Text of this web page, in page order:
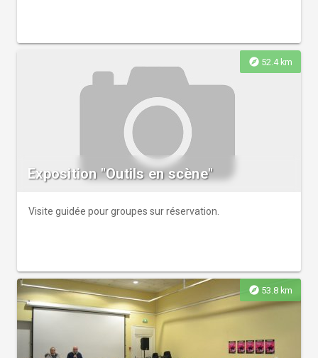
explore 52.4 km
Exposition "Outils en scène"
Visite guidée pour groupes sur réservation.
explore 53.8 km